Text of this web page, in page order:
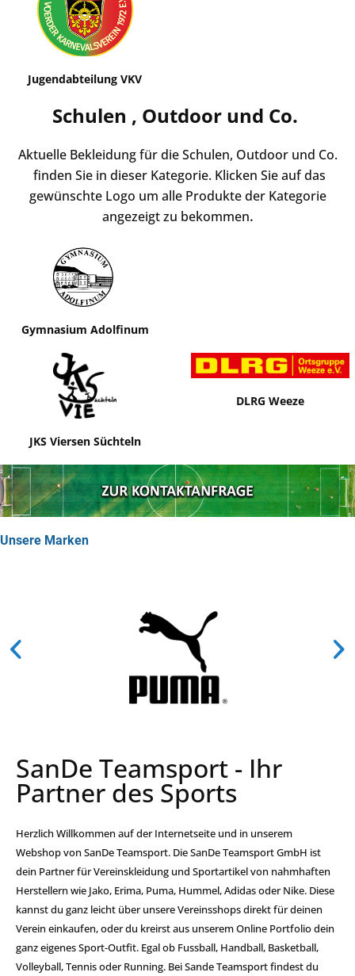
Jugendabteilung VKV
Schulen , Outdoor und Co.
Aktuelle Bekleidung für die Schulen, Outdoor und Co.
finden Sie in dieser Kategorie. Klicken Sie auf das
gewünschte Logo um alle Produkte der Kategorie
angezeigt zu bekommen.
Gymnasium Adolfinum
JKS Viersen Süchteln
DLRG Weeze
Unsere Marken
SanDe Teamsport - Ihr
Partner des Sports
Herzlich Willkommen auf der Internetseite und in unserem
Webshop von SanDe Teamsport. Die SanDe Teamsport GmbH ist
dein Partner für Vereinskleidung und Sportartikel von nahmhaften
Herstellern wie Jako, Erima, Puma, Hummel, Adidas oder Nike. Diese
kannst du ganz leicht über unsere Vereinsshops direkt für deinen
Verein einkaufen, oder du kreirst aus unserem Online Portfolio dein
ganz eigenes Sport-Outfit. Egal ob Fussball, Handball, Basketball,
Volleyball, Tennis oder Running. Bei Sande Teamsport findest du